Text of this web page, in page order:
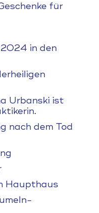
für
in den
Urbanski ist
nach dem Tod
Haupthaus